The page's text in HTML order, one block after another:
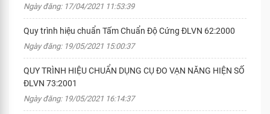
Ngày đăng: 17/04/2021 11:53:39
Quy trình hiệu chuẩn Tấm Chuẩn Độ Cứng ĐLVN 62:2000
Ngày đăng: 19/05/2021 15:00:37
QUY TRÌNH HIỆU CHUẨN DỤNG CỤ ĐO VẠN NĂNG HIỆN SỐ
ĐLVN 73:2001
Ngày đăng: 19/05/2021 16:14:37